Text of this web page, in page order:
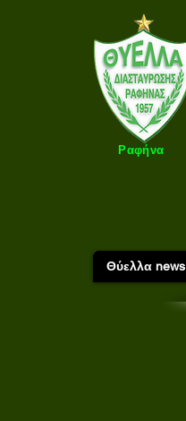
Ραφήνα
Θύελλα news